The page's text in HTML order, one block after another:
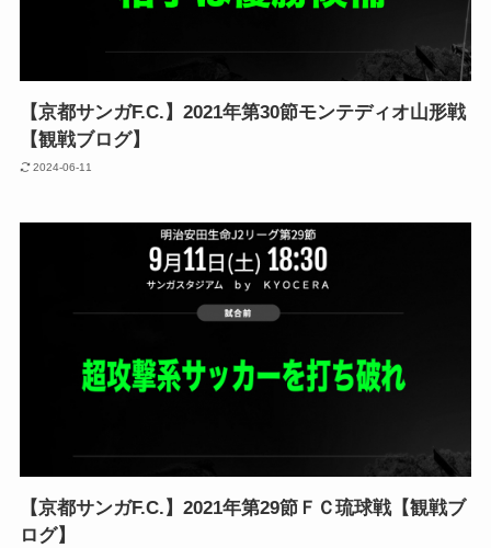
【京都サンガF.C.】2021年第30節モンテディオ山形戦
【観戦ブログ】
2024-06-11
【京都サンガF.C.】2021年第29節ＦＣ琉球戦【観戦ブ
ログ】